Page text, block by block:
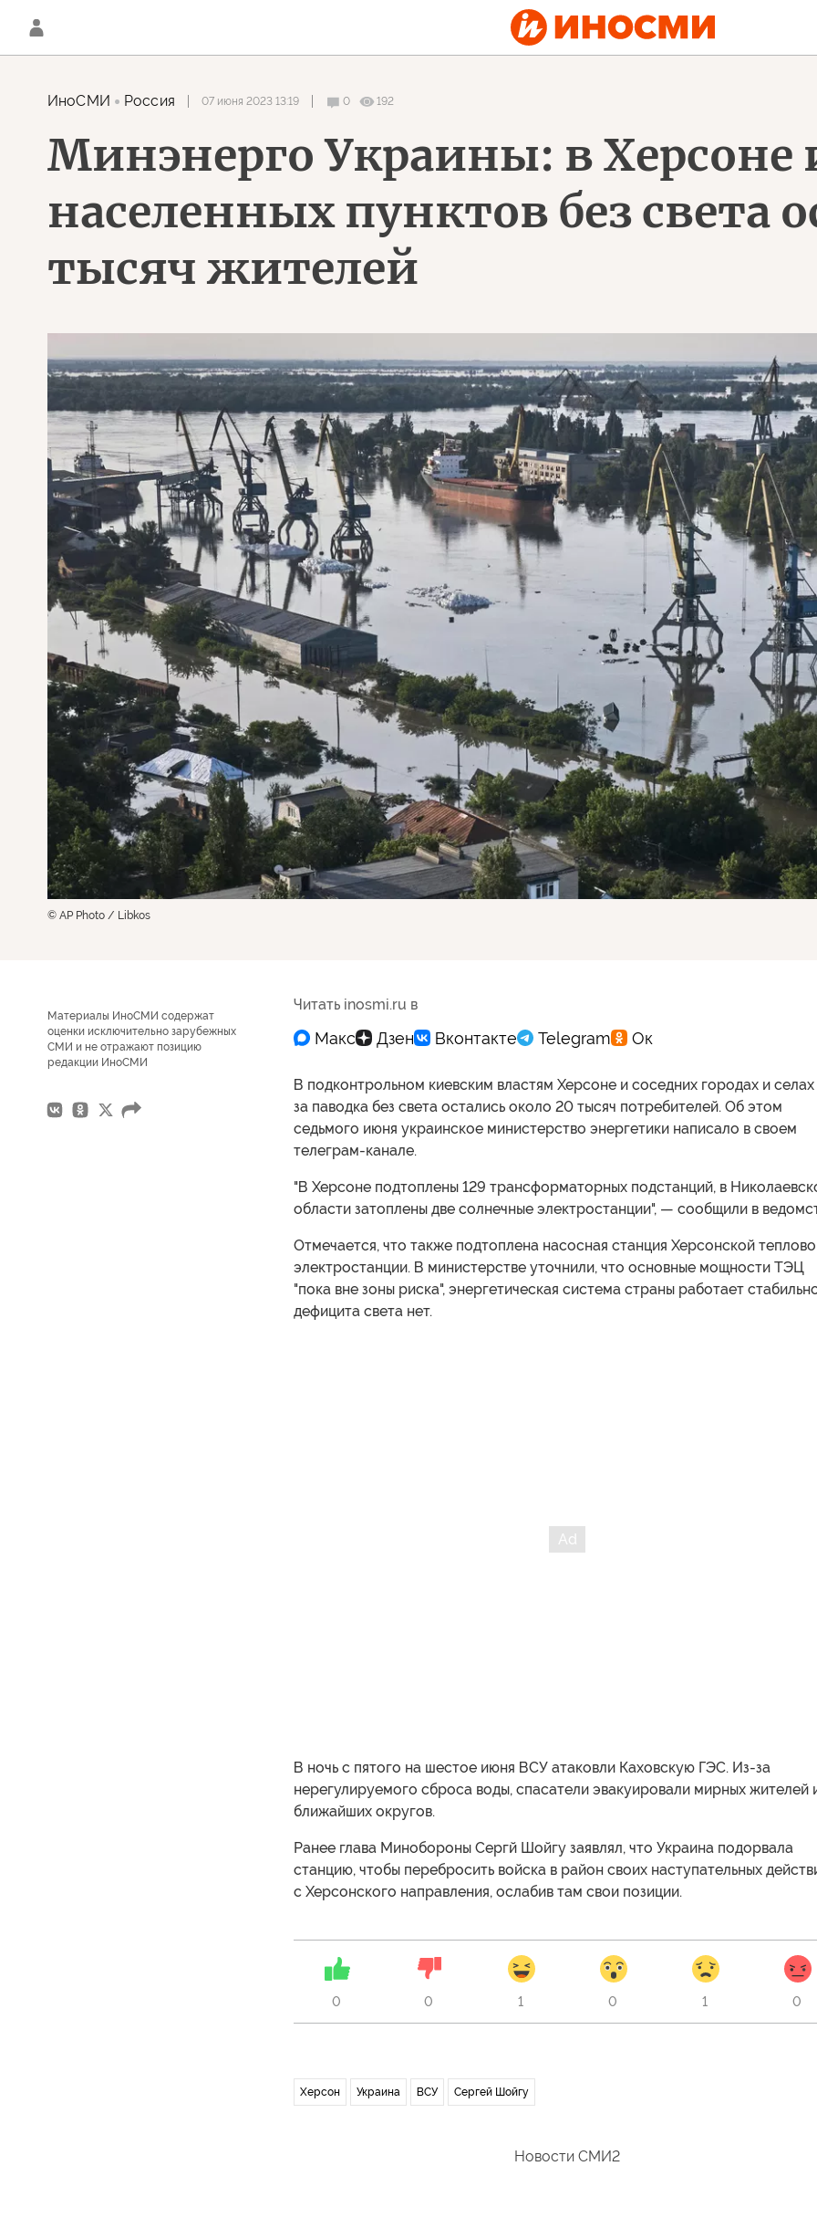
ИноСМИ Россия 07 июня 2023 13:19 0 192
Минэнерго Украины: в Херсоне
населенных пунктов без света
тысяч жителей
© AP Photo / Libkos
Материалы ИноСМИ содержат
оценки исключительно зарубежных
СМИ и не отражают позицию
редакции ИноСМИ
Читать inosmi.ru в
В подконтрольном киевским властям Херсоне и соседних городах и селах
за паводка без света остались около 20 тысяч потребителей. Об этом
седьмого июня украинское министерство энергетики написало в своем
телеграм-канале.
"В Херсоне подтоплены 129 трансформаторных подстанций, в
области затоплены две солнечные электростанции", — сообщили в
Отмечается, что также подтоплена насосная станция Херсонской
электростанции. В министерстве уточнили, что основные мощности ТЭЦ
"пока вне зоны риска", энергетическая система страны работает
дефицита света нет.
В ночь с пятого на шестое июня ВСУ атаковли Каховскую ГЭС. Из-за
нерегулируемого сброса воды, спасатели эвакуировали мирных жителей
ближайших округов.
Ранее глава Минобороны Сергй Шойгу заявлял, что Украина подорвала
станцию, чтобы перебросить войска в район своих наступательных
с Херсонского направления, ослабив там свои позиции.
0 0 1 0 1 0
Херсон Украина ВСУ Сергей Шойгу
Новости СМИ2